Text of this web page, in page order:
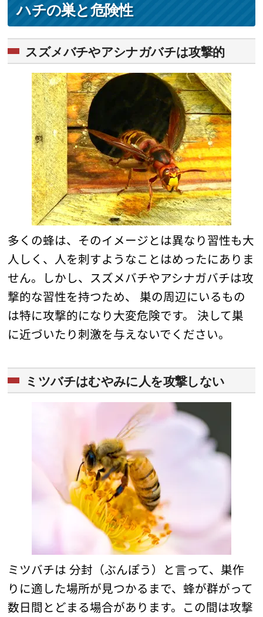
ハチの巣と危険性
スズメバチやアシナガバチは攻撃的
多くの蜂は、そのイメージとは異なり習性も大
人しく、人を刺すようなことはめったにありま
せん。しかし、スズメバチやアシナガバチは攻
撃的な習性を持つため、 巣の周辺にいるもの
は特に攻撃的になり大変危険です。 決して巣
に近づいたり刺激を与えないでください。
ミツバチはむやみに人を攻撃しない
ミツバチは 分封（ぶんぽう）と言って、巣作
りに適した場所が見つかるまで、蜂が群がって
数日間とどまる場合があります。この間は攻撃